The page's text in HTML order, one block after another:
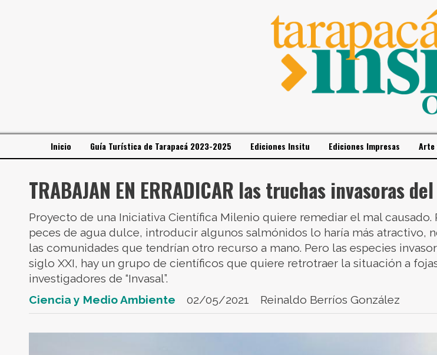
Inicio Guía Turística de Tarapacá 2023-2025 Ediciones Insitu Ediciones Impresas Arte
TRABAJAN EN ERRADICAR las truchas invasoras
Proyecto de una Iniciativa Científica Milenio quiere remediar el mal
peces de agua dulce, introducir algunos salmónidos lo haría más atractivo,
las comunidades que tendrían otro recurso a mano. Pero las especies
siglo XXI, hay un grupo de científicos que quiere retrotraer la situación a
investigadores de “Invasal”.
Ciencia y Medio Ambiente
02/05/2021 Reinaldo Berríos González